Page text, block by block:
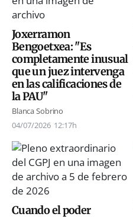
Joxerramon
Bengoetxea: "Es
completamente inusual
que un juez intervenga
en las calificaciones de
la PAU"
Blanca Sobrino
04/07/2026 12:17h
Cuando el poder